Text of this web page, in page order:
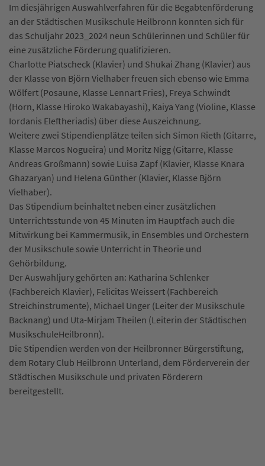
Im diesjährigen Auswahlverfahren für die Begabtenförderung
an der Städtischen Musikschule Heilbronn konnten sich für
das Schuljahr 2023_2024 neun Schülerinnen und Schüler für
eine zusätzliche Förderung qualifizieren.
Charlotte Piatscheck (Klavier) und Shukai Zhang (Klavier) aus
der Klasse von Björn Vielhaber freuen sich ebenso wie Emma
Wölfert (Posaune, Klasse Lennart Fries), Freya Schwindt
(Horn, Klasse Hiroko Wakabayashi), Kaiya Yang (Violine, Klasse
Iordanis Eleftheriadis) über diese Auszeichnung.
Weitere zwei Stipendienplätze teilen sich Simon Rieth (Gitarre,
Klasse Marcos Nogueira) und Moritz Nigg (Gitarre, Klasse
Andreas Großmann) sowie Luisa Zapf (Klavier, Klasse Knara
Ghazaryan) und Helena Günther (Klavier, Klasse Björn
Vielhaber).
Das Stipendium beinhaltet neben einer zusätzlichen
Unterrichtsstunde von 45 Minuten im Hauptfach auch die
Mitwirkung bei Kammermusik, in Ensembles und Orchestern
der Musikschule sowie Unterricht in Theorie und
Gehörbildung.
Der Auswahljury gehörten an: Katharina Schlenker
(Fachbereich Klavier), Felicitas Weissert (Fachbereich
Streichinstrumente), Michael Unger (Leiter der Musikschule
Backnang) und Uta-Mirjam Theilen (Leiterin der Städtischen
MusikschuleHeilbronn).
Die Stipendien werden von der Heilbronner Bürgerstiftung,
dem Rotary Club Heilbronn Unterland, dem Förderverein der
Städtischen Musikschule und privaten Förderern
bereitgestellt.